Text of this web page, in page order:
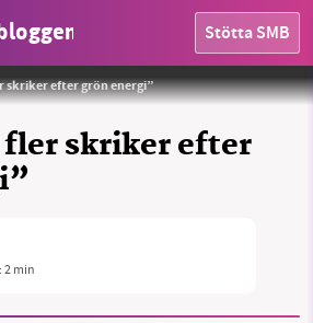
Stötta SMB
skriker efter grön energi”
skriker efter
Foto:Centerpartiet
2 min